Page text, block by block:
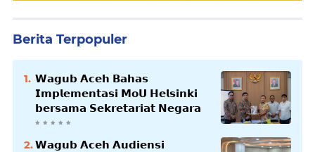
Berita Terpopuler
𝗪𝗮𝗴𝘂𝗯 𝗔𝗰𝗲𝗵 𝗕𝗮𝗵𝗮𝘀
𝗜𝗺𝗽𝗹𝗲𝗺𝗲𝗻𝘁𝗮𝘀𝗶 𝗠𝗼𝗨 𝗛𝗲𝗹𝘀𝗶𝗻𝗸𝗶
𝗯𝗲𝗿𝘀𝗮𝗺𝗮 𝗦𝗲𝗸𝗿𝗲𝘁𝗮𝗿𝗶𝗮𝘁 𝗡𝗲𝗴𝗮𝗿𝗮
𝗪𝗮𝗴𝘂𝗯 𝗔𝗰𝗲𝗵 𝗔𝘂𝗱𝗶𝗲𝗻𝘀𝗶